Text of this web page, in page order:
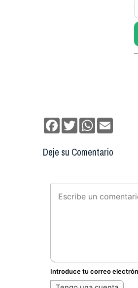
Facebook
TwitterWhatsApp
Deje su Comentario
Introduce tu correo